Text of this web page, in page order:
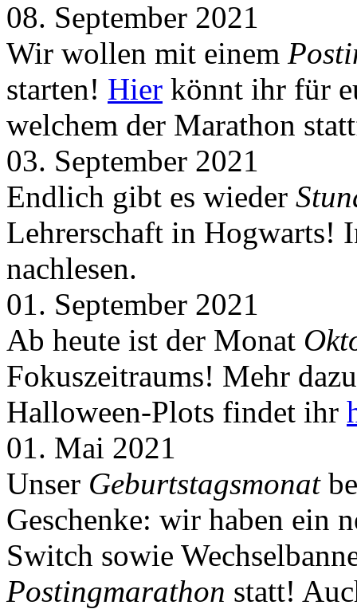
08. September 2021
Wir wollen mit einem
starten! Hier könnt ihr für
welchem der Marathon
03. September 2021
Endlich gibt es wieder
Lehrerschaft in Hogwarts!
nachlesen.
01. September 2021
Ab heute ist der Monat
Fokuszeitraums! Mehr
Halloween-Plots findet ihr
01. Mai 2021
Unser Geburtstagsmonat
Geschenke: wir haben ein
Switch sowie
Postingmarathon statt!